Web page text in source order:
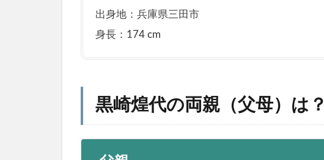
出身地：兵庫県三田市
身長：174 cm
黒崎煌代の両親（父母）は？